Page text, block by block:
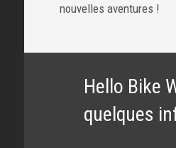
nouvelles aventures !
Hello Bike
quelques